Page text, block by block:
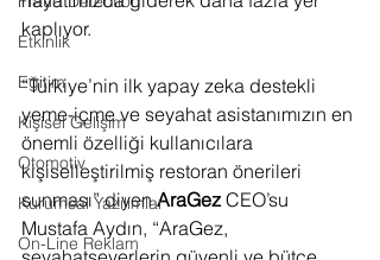
Etkinlik
Eğitim
Kişisel Gelişim
Otomotiv
Kurumsal Yazılımlar
On-Line Reklam
kaplıyor.
“Türkiye’nin ilk yapay zeka destekli
yeme-içme ve seyahat asistanımızın en
önemli özelliği kullanıcılara
kişiselleştirilmiş restoran önerileri
sunması” diyen AraGez CEO’su
Mustafa Aydın, “AraGez,